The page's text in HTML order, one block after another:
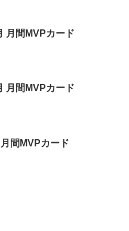
月間MVPカード
月間MVPカード
間MVPカード